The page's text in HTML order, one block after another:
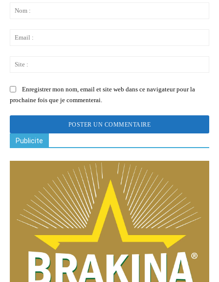
Enregistrer mon nom, email et site web dans ce navigateur pour la
prochaine fois que je commenterai.
Publicite